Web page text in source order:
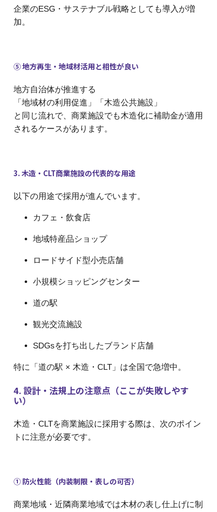
企業のESG・サステナブル戦略としても導入が増
加。
⑤ 地方再生・地域材活用と相性が良い
地方自治体が推進する
「地域材の利用促進」「木造公共施設」
と同じ流れで、商業施設でも木造化に補助金が適用
されるケースがあります。
3. 木造・CLT商業施設の代表的な用途
以下の用途で採用が進んでいます。
カフェ・飲食店
地域特産品ショップ
ロードサイド型小売店舗
小規模ショッピングセンター
道の駅
観光交流施設
SDGsを打ち出したブランド店舗
特に「道の駅 × 木造・CLT」は全国で急増中。
4. 設計・法規上の注意点（ここが失敗しやす
い）
木造・CLTを商業施設に採用する際は、次のポイン
トに注意が必要です。
① 防火性能（内装制限・表しの可否）
商業地域・近隣商業地域では木材の表し仕上げに制